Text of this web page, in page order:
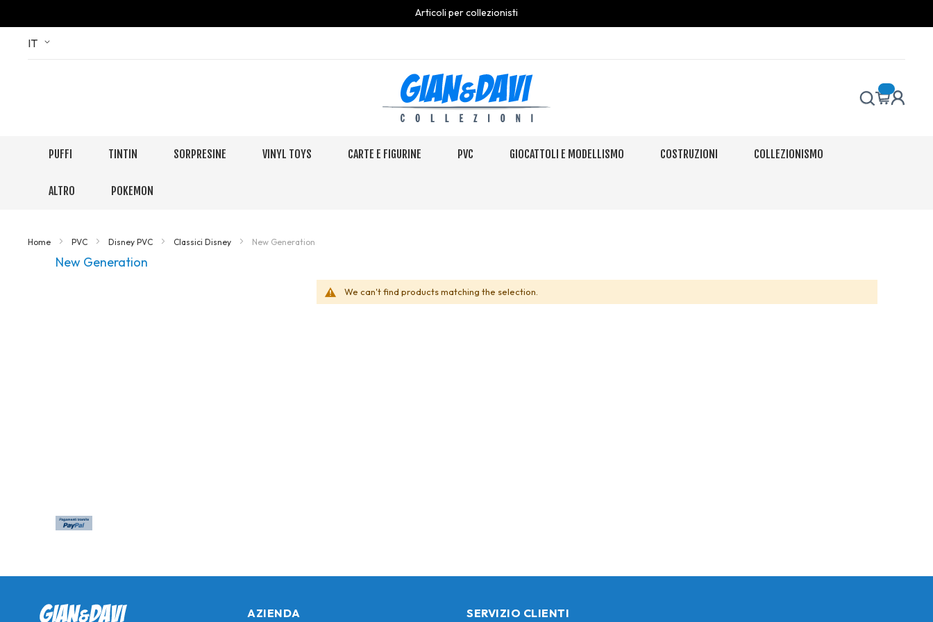
Articoli per collezionisti
Skip
Language
IT
PUFFI TINTIN SORPRESINE VINYL TOYS CARTE E FIGURINE PVC GIOCATTOLI E MODELLISMO COSTRUZIONI COLLEZIONISMO
ALTRO POKEMON
Home PVC Disney PVC Classici Disney New Generation
New Generation
We can't find products matching the selection.
AZIENDA SERVIZIO CLIENTI